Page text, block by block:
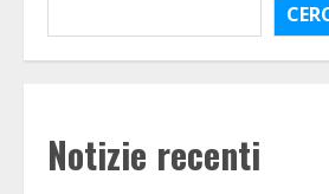
Notizie recenti